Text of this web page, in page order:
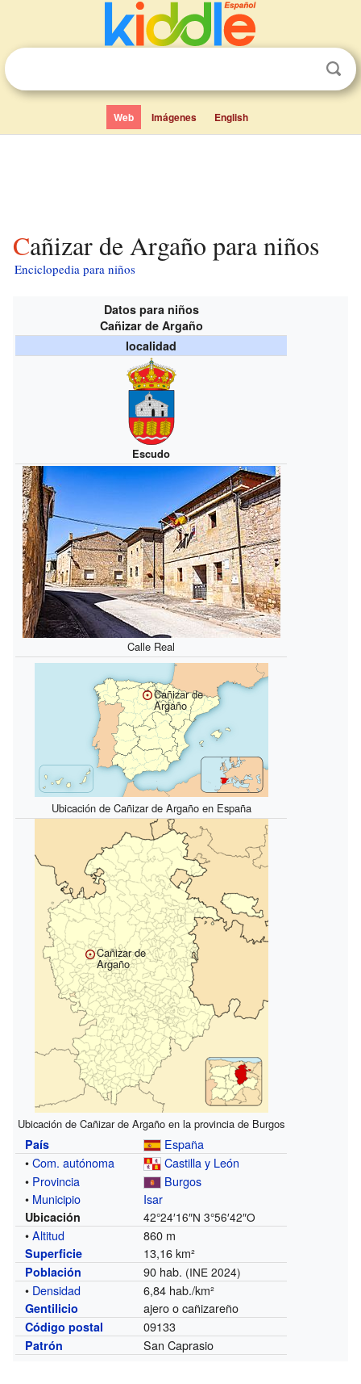
Web Imágenes English
Cañizar de Argaño para niños
Enciclopedia para niños
Datos para niños
Cañizar de Argaño
localidad
Escudo
Calle Real
Cañizar de
Argaño
Ubicación de Cañizar de Argaño en España
Cañizar de
Argaño
Ubicación de Cañizar de Argaño en la provincia de Burgos
País
España
•Com. autónoma
Castilla y León
• Provincia
Burgos
• Municipio Isar
Ubicación 42°24′16″N 3°56′42″O
•Altitud 860 m
Superficie 13,16 km²
Población 90 hab. (INE 2024)
• Densidad 6,84 hab./km²
Gentilicio ajero o cañizareño
Código postal 09133
Patrón San Caprasio